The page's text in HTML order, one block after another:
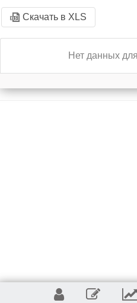
Скачать в XLS
Нет данных